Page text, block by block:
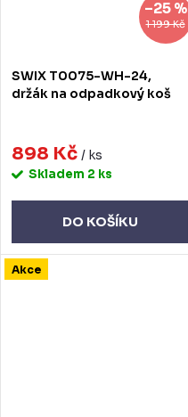
1 199 Kč
–25 %
SWIX T0075-WH-24,
držák na odpadkový koš
898 Kč / ks
Skladem 2 ks
DO KOŠÍKU
Akce